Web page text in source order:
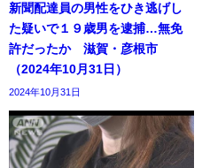
新聞配達員の男性をひき逃げし
た疑いで１９歳男を逮捕…無免
許だったか 滋賀・彦根市
（2024年10月31日）
2024年10月31日